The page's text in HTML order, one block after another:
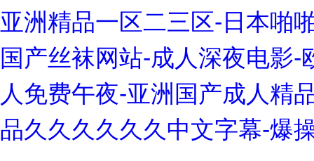
亚洲精品一区二三区-日本啪
国产丝袜网站-成人深夜电影
人免费午夜-亚洲国产成人精
品久久久久久久中文字幕-爆